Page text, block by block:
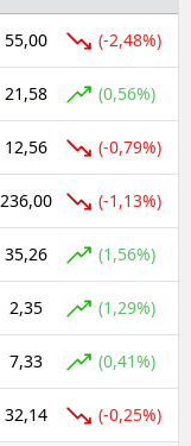
55,00 (-2,48%)
21,58 (0,56%)
12,56 (-0,79%)
236,00 (-1,13%)
35,26 (1,56%)
2,35 (1,29%)
7,33 (0,41%)
32,14 (-0,25%)